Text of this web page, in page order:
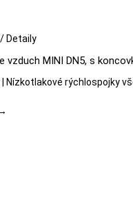
Tento
má
/Detaily
vzduch MINI DN5, s
Nízkotlakové rýchlospojky